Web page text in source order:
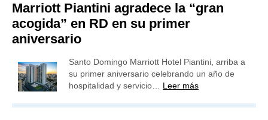
Marriott Piantini agradece la “gran
acogida” en RD en su primer
aniversario
Santo Domingo Marriott Hotel Piantini, arriba a
su primer aniversario celebrando un año de
hospitalidad y servicio… Leer más